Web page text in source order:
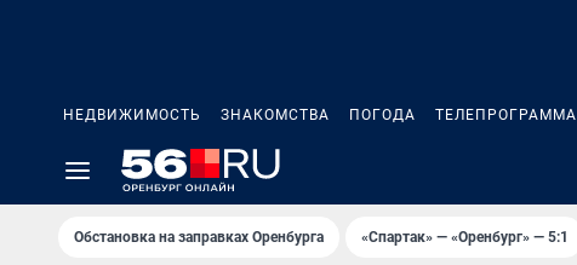
НЕДВИЖИМОСТЬ ЗНАКОМСТВА ПОГОДА ТЕЛЕПРОГРАММА
Обстановка на заправках Оренбурга «Спартак» — «Оренбург» — 5:1